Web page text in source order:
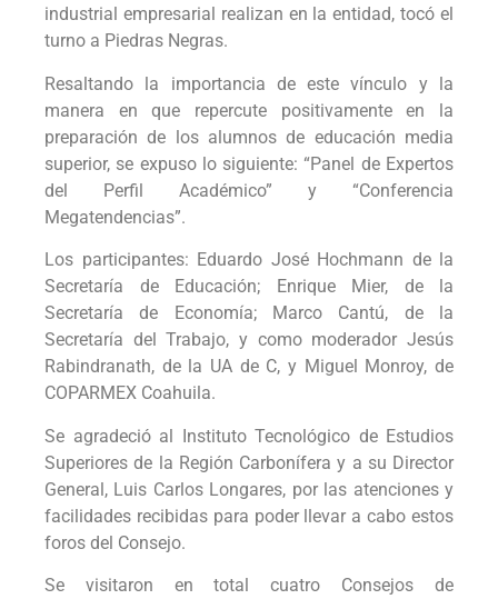
industrial empresarial realizan en la entidad, tocó el
turno a Piedras Negras.
Resaltando la importancia de este vínculo y la
manera en que repercute positivamente en la
preparación de los alumnos de educación media
superior, se expuso lo siguiente: “Panel de Expertos
del Perfil Académico” y “Conferencia
Megatendencias”.
Los participantes: Eduardo José Hochmann de la
Secretaría de Educación; Enrique Mier, de la
Secretaría de Economía; Marco Cantú, de la
Secretaría del Trabajo, y como moderador Jesús
Rabindranath, de la UA de C, y Miguel Monroy, de
COPARMEX Coahuila.
Se agradeció al Instituto Tecnológico de Estudios
Superiores de la Región Carbonífera y a su Director
General, Luis Carlos Longares, por las atenciones y
facilidades recibidas para poder llevar a cabo estos
foros del Consejo.
Se visitaron en total cuatro Consejos de